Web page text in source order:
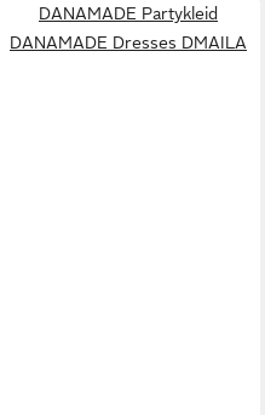
DANAMADE Partykleid
DANAMADE Dresses DMAILA